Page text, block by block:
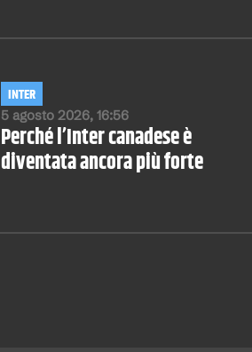
5 agosto 2026, 16:56
INTER
Perché l’Inter canadese è
diventata ancora più forte